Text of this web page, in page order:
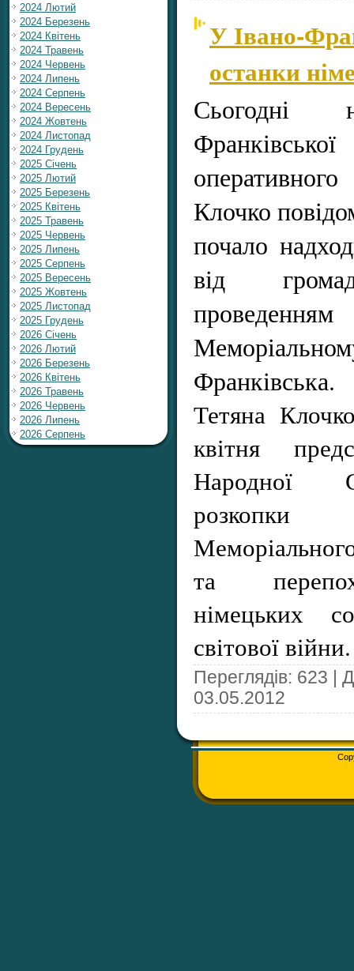
2024 Лютий
2024 Березень
2024 Квітень
2024 Травень
2024 Червень
2024 Липень
2024 Серпень
2024 Вересень
2024 Жовтень
2024 Листопад
2024 Грудень
2025 Січень
2025 Лютий
2025 Березень
2025 Квітень
2025 Травень
2025 Червень
2025 Липень
2025 Серпень
2025 Вересень
2025 Жовтень
2025 Листопад
2025 Грудень
2026 Січень
2026 Лютий
2026 Березень
2026 Квітень
2026 Травень
2026 Червень
2026 Липень
2026 Серпень
У Івано-
останки
Сьогодні
Клочко
почало
від
Франківська.
Тетяна
квітня
Народної
та
німецьких
світової війни.
Переглядів: 623 |
03.05.2012